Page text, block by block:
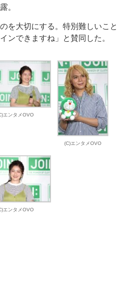
。
を大切にする。特別難しいこと
ンできますね」と賛同した。
エンタメOVO
(C)エンタメOVO
エンタメOVO